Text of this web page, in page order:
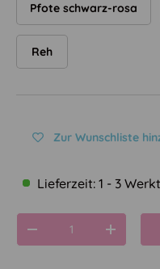
Pfote schwarz-rosa
Reh
Zur Wunschliste
Lieferzeit: 1 - 3
Menge verringernMenge